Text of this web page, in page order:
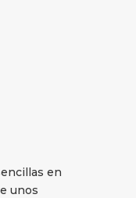
en
unos